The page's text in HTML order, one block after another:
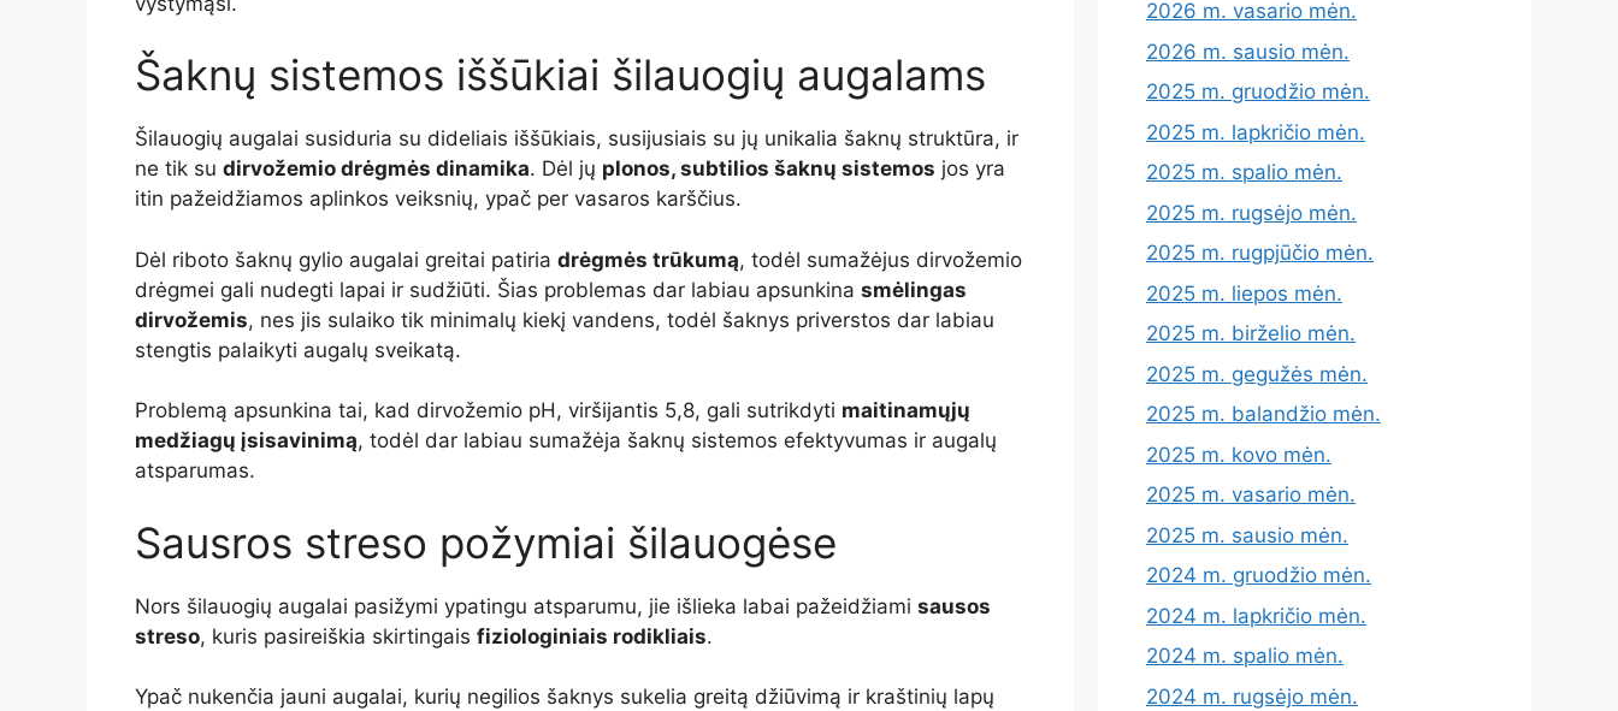
Šaknų sistemos iššūkiai šilauogių augalams
Šilauogių augalai susiduria su dideliais iššūkiais, susijusiais su jų unikalia šaknų struktūra, ir
ne tik su dirvožemio drėgmės dinamika. Dėl jų plonos, subtilios šaknų sistemos jos yra
itin pažeidžiamos aplinkos veiksnių, ypač per vasaros karščius.
Dėl riboto šaknų gylio augalai greitai patiria drėgmės trūkumą, todėl sumažėjus dirvožemio
drėgmei gali nudegti lapai ir sudžiūti. Šias problemas dar labiau apsunkina smėlingas
dirvožemis, nes jis sulaiko tik minimalų kiekį vandens, todėl šaknys priverstos dar labiau
stengtis palaikyti augalų sveikatą.
Problemą apsunkina tai, kad dirvožemio pH, viršijantis 5,8, gali sutrikdyti maitinamųjų
medžiagų įsisavinimą, todėl dar labiau sumažėja šaknų sistemos efektyvumas ir augalų
atsparumas.
Sausros streso požymiai šilauogėse
Nors šilauogių augalai pasižymi ypatingu atsparumu, jie išlieka labai pažeidžiami sausos
streso, kuris pasireiškia skirtingais fiziologiniais rodikliais.
Ypač nukenčia jauni augalai, kurių negilios šaknys sukelia greitą džiūvimą ir kraštinių lapų
2026 m. vasario mėn.
2026 m. sausio mėn.
2025 m. gruodžio mėn.
2025 m. lapkričio mėn.
2025 m. spalio mėn.
2025 m. rugsėjo mėn.
2025 m. rugpjūčio mėn.
2025 m. liepos mėn.
2025 m. birželio mėn.
2025 m. gegužės mėn.
2025 m. balandžio mėn.
2025 m. kovo mėn.
2025 m. vasario mėn.
2025 m. sausio mėn.
2024 m. gruodžio mėn.
2024 m. lapkričio mėn.
2024 m. spalio mėn.
2024 m. rugsėjo mėn.